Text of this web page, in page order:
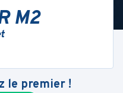
M2
le premier !